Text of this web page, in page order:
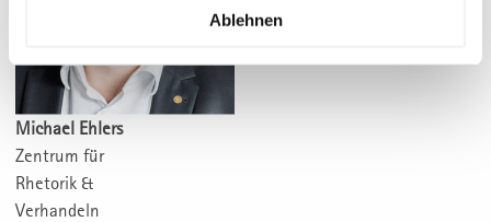
Ablehnen
Michael Ehlers
Zentrum für
Rhetorik &
Verhandeln